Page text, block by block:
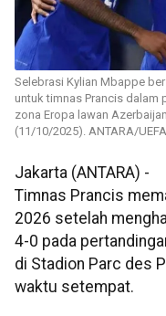
Selebrasi Kylian Mbappe
untuk timnas Prancis dalam
zona Eropa lawan
(11/10/2025). ANTARA/
Jakarta (ANTARA) -
Timnas Prancis
2026 setelah
4-0 pada
di Stadion Parc des
waktu setempat.